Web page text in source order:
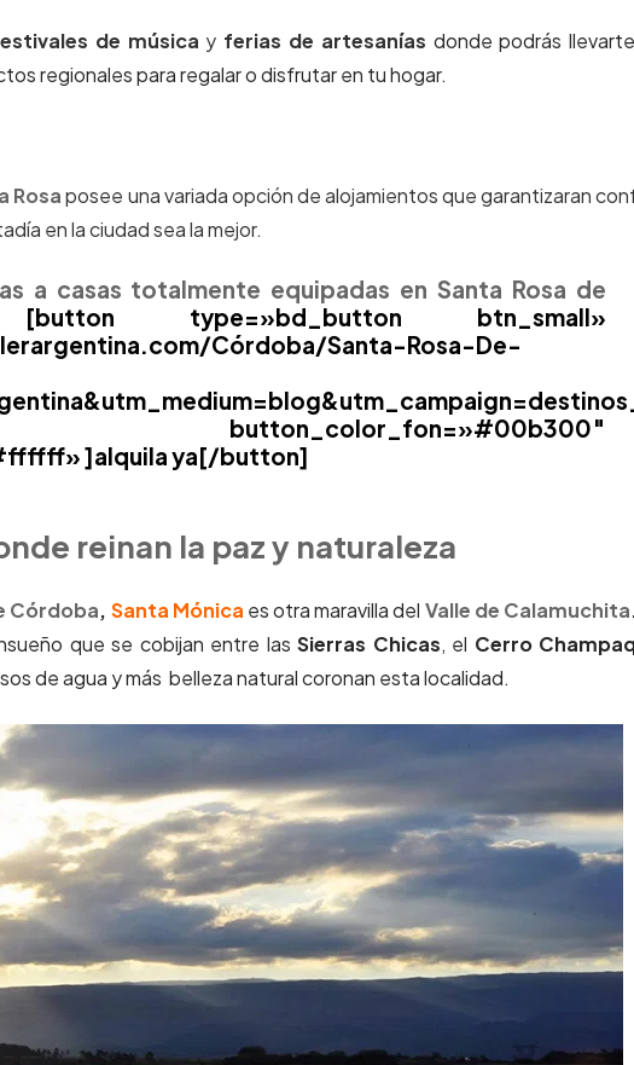
de música y ferias de artesanías donde podrás
regionales para regalar o disfrutar en tu hogar.
Rosaposee una variada opción de alojamientos que garantizaran
en la ciudad sea la mejor.
a casas totalmente equipadas en Santa Rosa de
type=»bd_button btn_small»
Córdoba/Santa-Rosa-De-
]alquila ya[/button]
reinan la paz y naturaleza
Córdoba, Santa Mónica es otra maravilla del Valle de Calamuchita
que se cobijan entre lasSierras Chicas, el Cerro
de agua y más belleza natural coronan esta localidad.